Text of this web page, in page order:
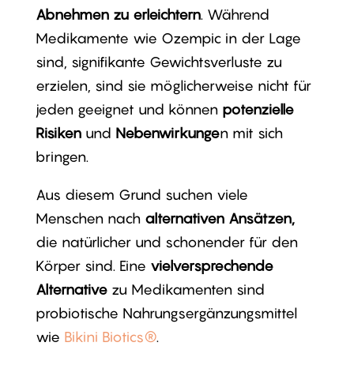
Abnehmen zu erleichtern. Während
Medikamente wie Ozempic in der Lage
sind, signifikante Gewichtsverluste zu
erzielen, sind sie möglicherweise nicht für
jeden geeignet und könnenpotenzielle
Risikenund Nebenwirkungen mit sich
bringen.
Aus diesem Grund suchen viele
Menschen nach alternativen Ansätzen,
die natürlicher und schonender für den
Körper sind. Eine vielversprechende
Alternativezu Medikamenten sind
probiotische Nahrungsergänzungsmittel
wie Bikini Biotics®.